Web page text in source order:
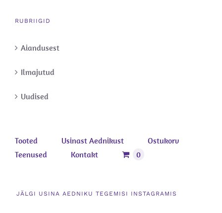
RUBRIIGID
Aiandusest
Ilmajutud
Uudised
Tooted Usinast Aednikust
Ostukorv
Teenused
Kontakt 0
JÄLGI USINA AEDNIKU TEGEMISI INSTAGRAMIS